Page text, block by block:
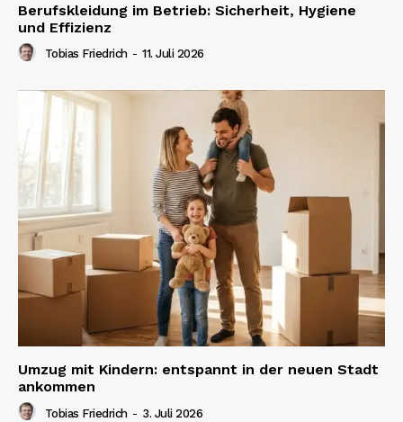
Berufskleidung im Betrieb: Sicherheit, Hygiene
und Effizienz
Tobias Friedrich - 11. Juli 2026
Umzug mit Kindern: entspannt in der neuen Stadt
ankommen
Tobias Friedrich - 3. Juli 2026